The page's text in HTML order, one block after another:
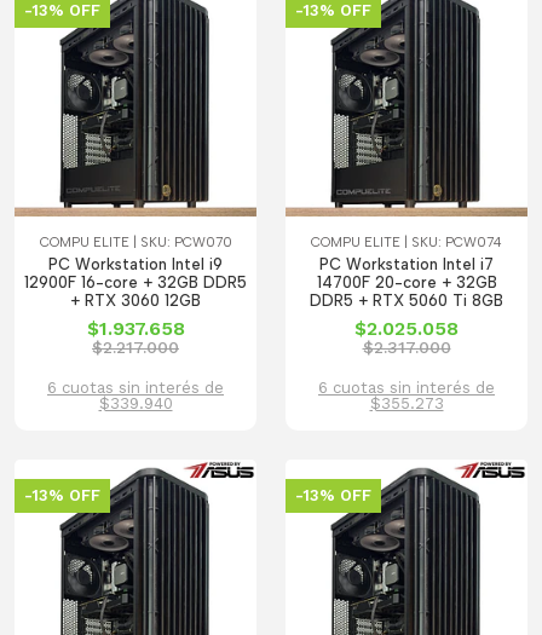
-13% OFF
COMPU ELITE | SKU: PCW070
PC Workstation Intel i9
12900F 16-core + 32GB DDR5
+ RTX 3060 12GB
$1.937.658
$2.217.000
6 cuotas sin interés de
$339.940
-13% OFF
COMPU ELITE | SKU: PCW074
PC Workstation Intel i7
14700F 20-core + 32GB
DDR5 + RTX 5060 Ti 8GB
$2.025.058
$2.317.000
6 cuotas sin interés de
$355.273
-13% OFF -13% OFF